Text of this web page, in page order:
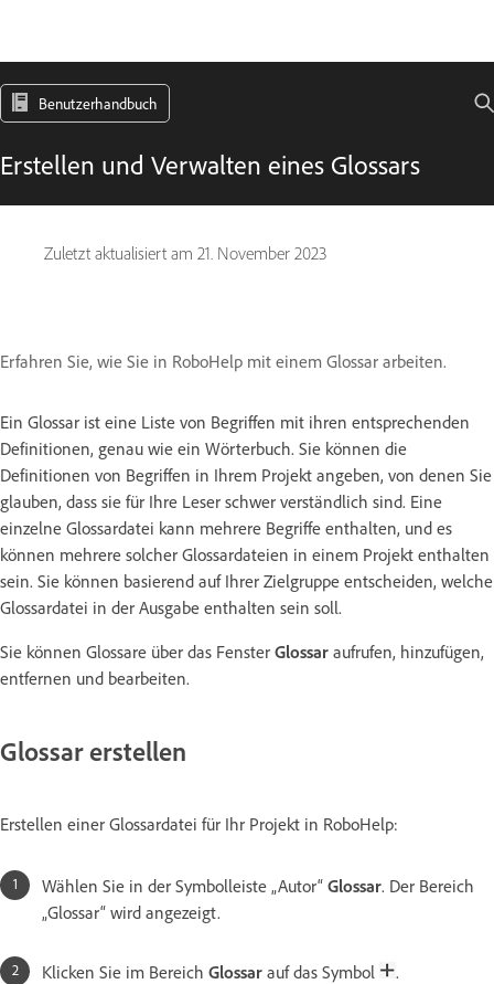
Benutzerhandbuch
Erstellen und Verwalten eines Glossars
Zuletzt aktualisiert am 21. November 2023
Erfahren Sie, wie Sie in RoboHelp mit einem Glossar arbeiten.
Ein Glossar ist eine Liste von Begriffen mit ihren entsprechenden
Definitionen, genau wie ein Wörterbuch. Sie können die
Definitionen von Begriffen in Ihrem Projekt angeben, von denen Sie
glauben, dass sie für Ihre Leser schwer verständlich sind. Eine
einzelne Glossardatei kann mehrere Begriffe enthalten, und es
können mehrere solcher Glossardateien in einem Projekt enthalten
sein. Sie können basierend auf Ihrer Zielgruppe entscheiden, welche
Glossardatei in der Ausgabe enthalten sein soll.
Sie können Glossare über das Fenster Glossar aufrufen, hinzufügen,
entfernen und bearbeiten.
Glossar erstellen
Erstellen einer Glossardatei für Ihr Projekt in RoboHelp:
Wählen Sie in der Symbolleiste „Autor“ Glossar. Der Bereich
„Glossar“ wird angezeigt.
Klicken Sie im Bereich Glossar auf das Symbol .